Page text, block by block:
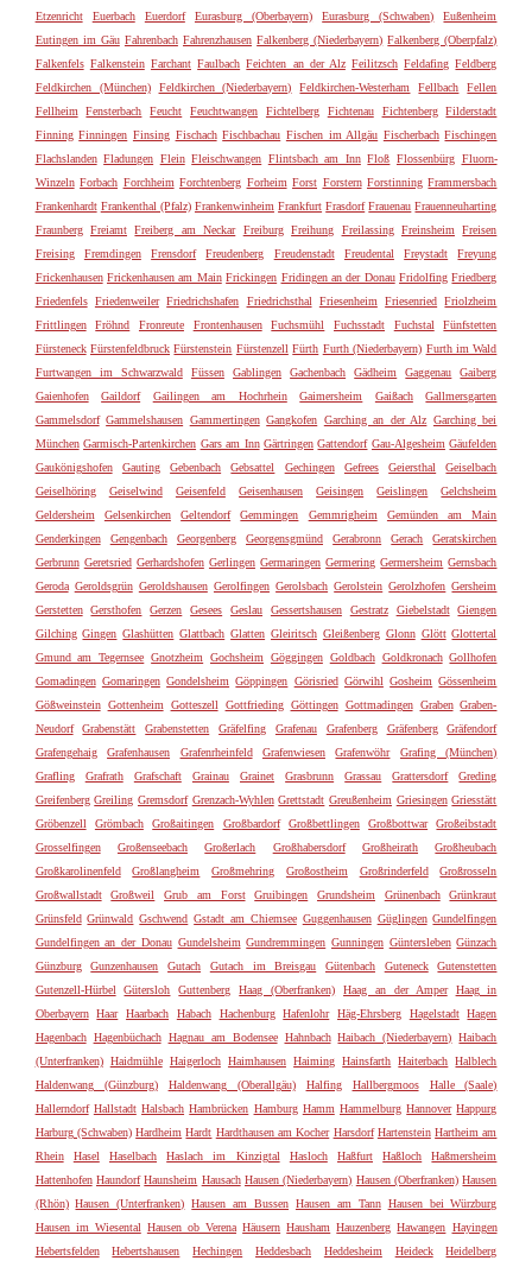
Etzenricht
Euerbach Euerdorf Eurasburg (Oberbayern) Eurasburg (Schwaben)
Eußenheim
Eutingen im Gäu Fahrenbach Fahrenzhausen Falkenberg (Niederbayern) Falkenberg (Oberpfalz)
Falkenfels Falkenstein Farchant Faulbach Feichten an der Alz Feilitzsch Feldafing Feldberg
Feldkirchen (München)
Feldkirchen (Niederbayern) Feldkirchen-Westerham Fellbach
Fellen
Fellheim
Fensterbach Feucht Feuchtwangen Fichtelberg Fichtenau Fichtenberg
Filderstadt
Finning Finningen Finsing Fischach Fischbachau Fischen im Allgäu Fischerbach Fischingen
Flachslanden Fladungen Flein Fleischwangen Flintsbach am Inn Floß Flossenbürg Fluorn-
Winzeln Forbach Forchheim Forchtenberg Forheim Forst Forstern Forstinning Frammersbach
Frankenhardt Frankenthal (Pfalz) Frankenwinheim Frankfurt Frasdorf Frauenau Frauenneuharting
Fraunberg Freiamt Freiberg am Neckar Freiburg Freihung Freilassing Freinsheim
Freisen
Freising
Fremdingen Frensdorf Freudenberg Freudenstadt Freudental Freystadt
Freyung
Frickenhausen Frickenhausen am Main Frickingen Fridingen an der Donau Fridolfing Friedberg
Friedenfels Friedenweiler Friedrichshafen Friedrichsthal Friesenheim Friesenried Friolzheim
Frittlingen
Fröhnd Fronreute Frontenhausen Fuchsmühl Fuchsstadt Fuchstal
Fünfstetten
Fürsteneck Fürstenfeldbruck Fürstenstein Fürstenzell Fürth Furth (Niederbayern) Furth im Wald
Furtwangen im Schwarzwald
Füssen Gablingen Gachenbach Gädheim Gaggenau
Gaiberg
Gaienhofen
Gaildorf Gailingen am Hochrhein Gaimersheim Gaißach
Gallmersgarten
Gammelsdorf Gammelshausen Gammertingen Gangkofen Garching an der Alz Garching bei
München Garmisch-Partenkirchen Gars am Inn Gärtringen Gattendorf Gau-Algesheim Gäufelden
Gaukönigshofen
Gauting Gebenbach Gebsattel Gechingen Gefrees Geiersthal
Geiselbach
Geiselhöring
Geiselwind Geisenfeld Geisenhausen Geisingen Geislingen
Gelchsheim
Geldersheim
Gelsenkirchen Geltendorf Gemmingen Gemmrigheim
Gemünden am Main
Genderkingen
Gengenbach Georgenberg Georgensgmünd Gerabronn Gerach
Geratskirchen
Gerbrunn Geretsried Gerhardshofen Gerlingen Germaringen Germering Germersheim Gernsbach
Geroda Geroldsgrün Geroldshausen Gerolfingen Gerolsbach Gerolstein Gerolzhofen Gersheim
Gerstetten
Gersthofen Gerzen Gesees Geslau Gessertshausen Gestratz Giebelstadt
Giengen
Gilching Gingen Glashütten Glattbach Glatten Gleiritsch Gleißenberg Glonn Glött Glottertal
Gmund am Tegernsee Gnotzheim Gochsheim Göggingen Goldbach Goldkronach Gollhofen
Gomadingen Gomaringen Gondelsheim Göppingen Görisried Görwihl Gosheim Gössenheim
Gößweinstein Gottenheim Gotteszell Gottfrieding Göttingen Gottmadingen Graben Graben-
Neudorf
Grabenstätt Grabenstetten Gräfelfing Grafenau Grafenberg Gräfenberg
Gräfendorf
Grafengehaig
Grafenhausen Grafenrheinfeld Grafenwiesen Grafenwöhr
Grafing (München)
Grafling
Grafrath Grafschaft Grainau Grainet Grasbrunn Grassau Grattersdorf
Greding
Greifenberg Greiling Gremsdorf Grenzach-Wyhlen Grettstadt Greußenheim Griesingen Griesstätt
Gröbenzell
Grömbach Großaitingen Großbardorf Großbettlingen Großbottwar
Großeibstadt
Grosselfingen
Großenseebach Großerlach Großhabersdorf Großheirath
Großheubach
Großkarolinenfeld
Großlangheim Großmehring Großostheim Großrinderfeld
Großrosseln
Großwallstadt
Großweil Grub am Forst Gruibingen Grundsheim Grünenbach
Grünkraut
Grünsfeld Grünwald Gschwend Gstadt am Chiemsee Guggenhausen Güglingen Gundelfingen
Gundelfingen an der Donau Gundelsheim Gundremmingen Gunningen Güntersleben Günzach
Günzburg
Gunzenhausen Gutach Gutach im Breisgau Gütenbach Guteneck
Gutenstetten
Gutenzell-Hürbel
Gütersloh Guttenberg Haag (Oberfranken) Haag an der Amper
Haag in
Oberbayern
Haar Haarbach Habach Hachenburg Hafenlohr Häg-Ehrsberg Hagelstadt
Hagen
Hagenbach Hagenbüchach Hagnau am Bodensee Hahnbach Haibach (Niederbayern) Haibach
(Unterfranken) Haidmühle Haigerloch Haimhausen Haiming Hainsfarth Haiterbach Halblech
Haldenwang (Günzburg)
Haldenwang (Oberallgäu) Halfing Hallbergmoos
Halle (Saale)
Hallerndorf Hallstadt Halsbach Hambrücken Hamburg Hamm Hammelburg Hannover Happurg
Harburg (Schwaben) Hardheim Hardt Hardthausen am Kocher Harsdorf Hartenstein Hartheim am
Rhein
Hasel Haselbach Haslach im Kinzigtal Hasloch Haßfurt Haßloch
Haßmersheim
Hattenhofen Haundorf Haunsheim Hausach Hausen (Niederbayern) Hausen (Oberfranken) Hausen
(Rhön) Hausen (Unterfranken) Hausen am Bussen Hausen am Tann Hausen bei Würzburg
Hausen im Wiesental Hausen ob Verena Häusern Hausham Hauzenberg Hawangen Hayingen
Hebertsfelden
Hebertshausen Hechingen Heddesbach Heddesheim Heideck
Heidelberg